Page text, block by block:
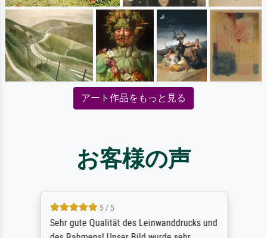
アート作品をもっと見る
お客様の声
5 / 5
Sehr gute Qualität des Leinwanddrucks und